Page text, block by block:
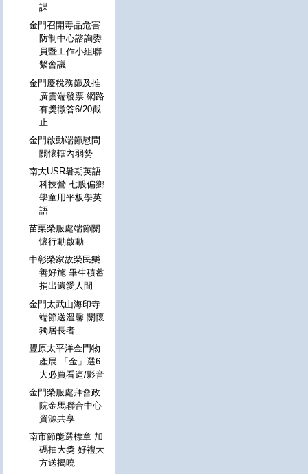
課
金門召開毒品危害
防制中心諮詢委
員暨工作小組聯
繫會議
金門慶稅務節及推
廣雲端發票 網路
有獎徵答6/20截
止
金門啟動端節慰問
關懷轄內弱勢
南大USR暑期英語
科技營 七股偏鄉
學童用平板學英
語
苗栗榮服處端節關
懷行動啟動
中彰榮家故榮民樂
善好施 畢生積蓄
捐出遺愛人間
金門太武山海印寺
端節送溫馨 關懷
獨居長者
豐原太平洋金門物
產展 「金」選6
大必買看這/影音
金門榮服處拜會政
院金馬聯合中心
資源共享
南市節能選標章 加
碼抽大獎 好禮大
方送揭曉